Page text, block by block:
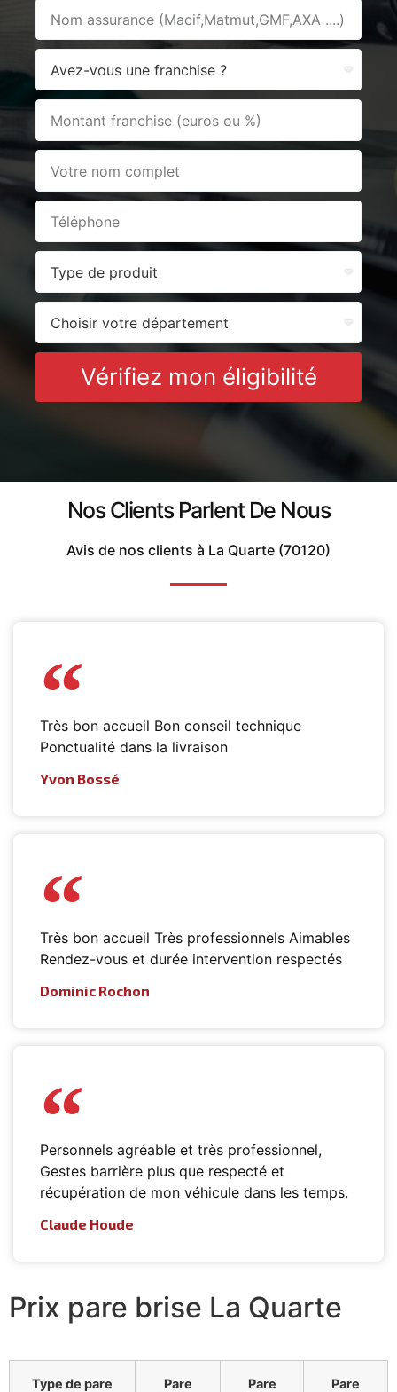
Vérifiez mon éligibilité
Nos Clients Parlent De Nous
Avis de nos clients à La Quarte (70120)
Très bon accueil Bon conseil technique
Ponctualité dans la livraison
Yvon Bossé
Très bon accueil Très professionnels Aimables
Rendez-vous et durée intervention respectés
Dominic Rochon
Personnels agréable et très professionnel,
Gestes barrière plus que respecté et
récupération de mon véhicule dans les temps.
Claude Houde
Prix pare brise La Quarte
Type de pare
Pare
Pare
Pare